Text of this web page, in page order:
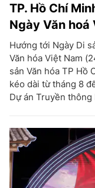
TP. Hồ Chí
Ngày Văn hoá
Hướng tới Ngày Di
Văn hóa Việt Nam
sản Văn hóa TP Hồ
kéo dài từ tháng 8
Dự án Truyền